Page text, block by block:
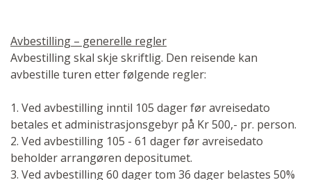
Avbestilling – generelle regler
Avbestilling skal skje skriftlig. Den reisende kan
avbestille turen etter følgende regler:
1. Ved avbestilling inntil 105 dager før avreisedato
betales et administrasjonsgebyr på Kr 500,- pr. person.
2. Ved avbestilling 105 - 61 dager før avreisedato
beholder arrangøren depositumet.
3. Ved avbestilling 60 dager tom 36 dager belastes 50%